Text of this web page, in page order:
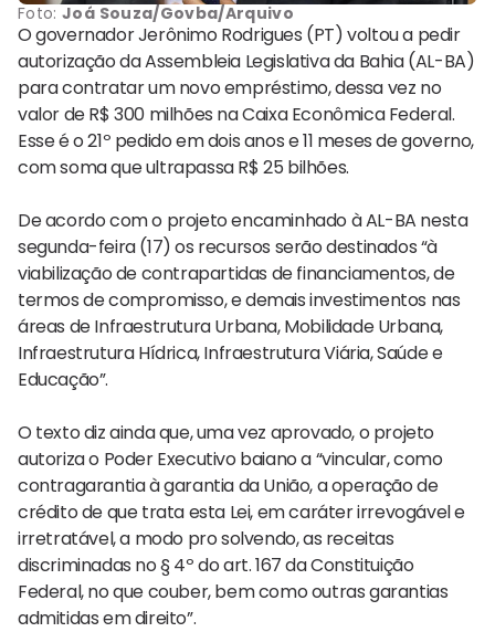
Foto:Joá Souza/Govba/Arquivo
O governador Jerônimo Rodrigues (PT) voltou a pedir
autorização da Assembleia Legislativa da Bahia (AL-BA)
para contratar um novo empréstimo, dessa vez no
valor de R$ 300 milhões na Caixa Econômica Federal.
Esse é o 21º pedido em dois anos e 11 meses de governo,
com soma que ultrapassa R$ 25 bilhões.
De acordo com o projeto encaminhado à AL-BA nesta
segunda-feira (17) os recursos serão destinados “à
viabilização de contrapartidas de financiamentos, de
termos de compromisso, e demais investimentos nas
áreas de Infraestrutura Urbana, Mobilidade Urbana,
Infraestrutura Hídrica, Infraestrutura Viária, Saúde e
Educação”.
O texto diz ainda que, uma vez aprovado, o projeto
autoriza o Poder Executivo baiano a “vincular, como
contragarantia à garantia da União, a operação de
crédito de que trata esta Lei, em caráter irrevogável e
irretratável, a modo pro solvendo, as receitas
discriminadas no § 4º do art. 167 da Constituição
Federal, no que couber, bem como outras garantias
admitidas em direito”.